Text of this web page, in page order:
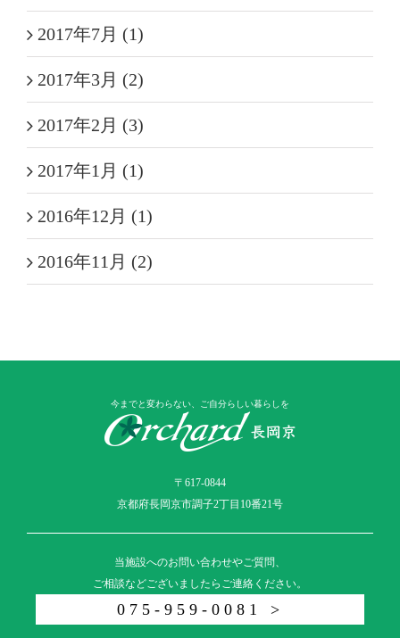
2017年7月 (1)
2017年3月 (2)
2017年2月 (3)
2017年1月 (1)
2016年12月 (1)
2016年11月 (2)
今までと変わらない、ご自分らしい暮らしを
〒617-0844
京都府長岡京市調子2丁目10番21号
当施設へのお問い合わせやご質問、
ご相談などございましたらご連絡ください。
075-959-0081 >